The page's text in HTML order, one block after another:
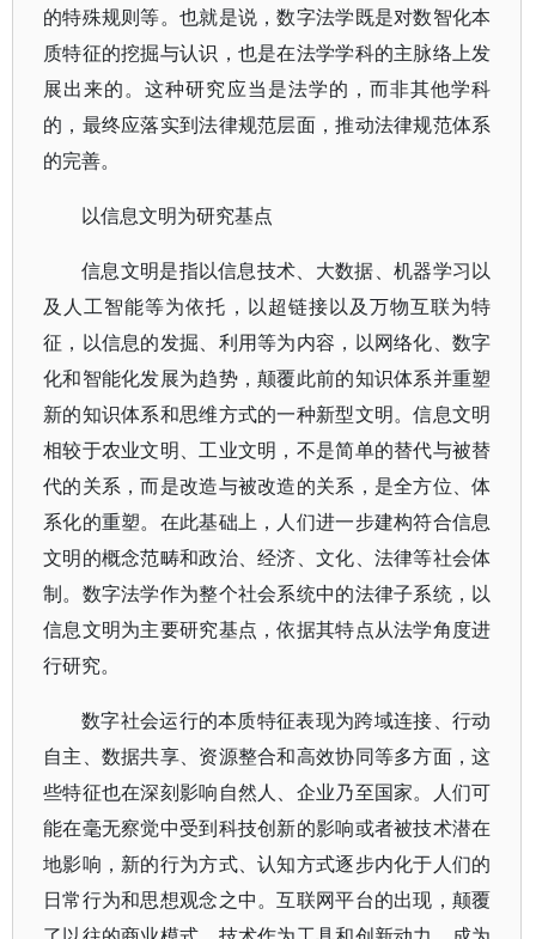
的特殊规则等。也就是说，数字法学既是对数智化本
质特征的挖掘与认识，也是在法学学科的主脉络上发
展出来的。这种研究应当是法学的，而非其他学科
的，最终应落实到法律规范层面，推动法律规范体系
的完善。
以信息文明为研究基点
信息文明是指以信息技术、大数据、机器学习以
及人工智能等为依托，以超链接以及万物互联为特
征，以信息的发掘、利用等为内容，以网络化、数字
化和智能化发展为趋势，颠覆此前的知识体系并重塑
新的知识体系和思维方式的一种新型文明。信息文明
相较于农业文明、工业文明，不是简单的替代与被替
代的关系，而是改造与被改造的关系，是全方位、体
系化的重塑。在此基础上，人们进一步建构符合信息
文明的概念范畴和政治、经济、文化、法律等社会体
制。数字法学作为整个社会系统中的法律子系统，以
信息文明为主要研究基点，依据其特点从法学角度进
行研究。
数字社会运行的本质特征表现为跨域连接、行动
自主、数据共享、资源整合和高效协同等多方面，这
些特征也在深刻影响自然人、企业乃至国家。人们可
能在毫无察觉中受到科技创新的影响或者被技术潜在
地影响，新的行为方式、认知方式逐步内化于人们的
日常行为和思想观念之中。互联网平台的出现，颠覆